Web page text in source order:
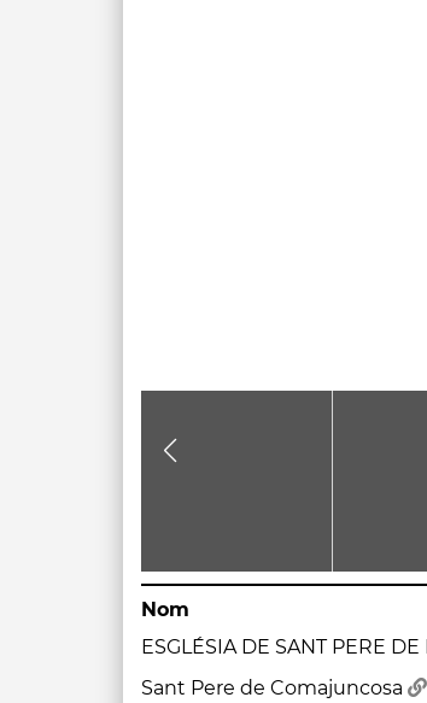
Nom
ESGLÉSIA DE SANT PERE DE
Sant Pere de Comajuncosa